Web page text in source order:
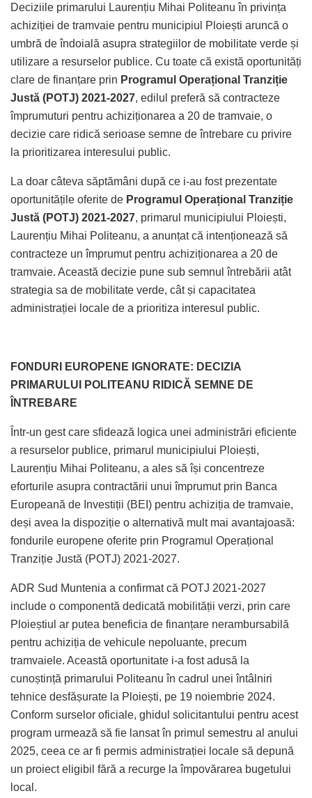
Deciziile primarului Laurențiu Mihai Politeanu în privința
achiziției de tramvaie pentru municipiul Ploiești aruncă o
umbră de îndoială asupra strategiilor de mobilitate verde și
utilizare a resurselor publice. Cu toate că există oportunități
clare de finanțare prin Programul Operațional Tranziție
Justă (POTJ) 2021-2027, edilul preferă să contracteze
împrumuturi pentru achiziționarea a 20 de tramvaie, o
decizie care ridică serioase semne de întrebare cu privire
la prioritizarea interesului public.
La doar câteva săptămâni după ce i-au fost prezentate
oportunitățile oferite de Programul Operațional Tranziție
Justă (POTJ) 2021-2027, primarul municipiului Ploiești,
Laurențiu Mihai Politeanu, a anunțat că intenționează să
contracteze un împrumut pentru achiziționarea a 20 de
tramvaie. Această decizie pune sub semnul întrebării atât
strategia sa de mobilitate verde, cât și capacitatea
administrației locale de a prioritiza interesul public.
FONDURI EUROPENE IGNORATE: DECIZIA
PRIMARULUI POLITEANU RIDICĂ SEMNE DE
ÎNTREBARE
Într-un gest care sfidează logica unei administrări eficiente
a resurselor publice, primarul municipiului Ploiești,
Laurențiu Mihai Politeanu, a ales să își concentreze
eforturile asupra contractării unui împrumut prin Banca
Europeană de Investiții (BEI) pentru achiziția de tramvaie,
deși avea la dispoziție o alternativă mult mai avantajoasă:
fondurile europene oferite prin Programul Operațional
Tranziție Justă (POTJ) 2021-2027.
ADR Sud Muntenia a confirmat că POTJ 2021-2027
include o componentă dedicată mobilității verzi, prin care
Ploieștiul ar putea beneficia de finanțare nerambursabilă
pentru achiziția de vehicule nepoluante, precum
tramvaiele. Această oportunitate i-a fost adusă la
cunoștință primarului Politeanu în cadrul unei întâlniri
tehnice desfășurate la Ploiești, pe 19 noiembrie 2024.
Conform surselor oficiale, ghidul solicitantului pentru acest
program urmează să fie lansat în primul semestru al anului
2025, ceea ce ar fi permis administrației locale să depună
un proiect eligibil fără a recurge la împovărarea bugetului
local.